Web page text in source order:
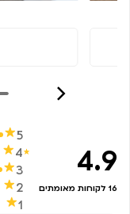
4.9
16 לקוחות מאומתים
5
4
3
2
1